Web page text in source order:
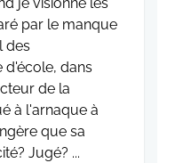
par le manque
des
d'école, dans
de la
à l'arnaque à
que sa
Jugé? ...